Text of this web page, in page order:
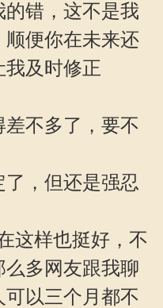
错，这不是我
便你在未来还
我及时修正
不多了，要不
，但还是强忍
这样也挺好，不
多网友跟我聊
以三个月都不